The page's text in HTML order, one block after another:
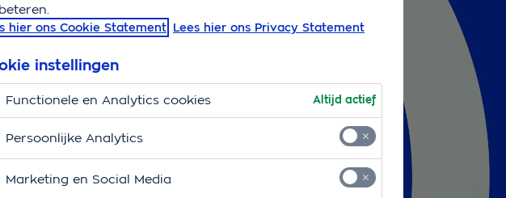
hier ons Cookie Statement Lees hier ons Privacy Statement
instellingen
Functionele en Analytics cookies Altijd actief
Persoonlijke Analytics
Marketing en Social Media